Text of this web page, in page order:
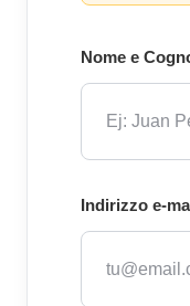
Nome e
Indirizzo e-